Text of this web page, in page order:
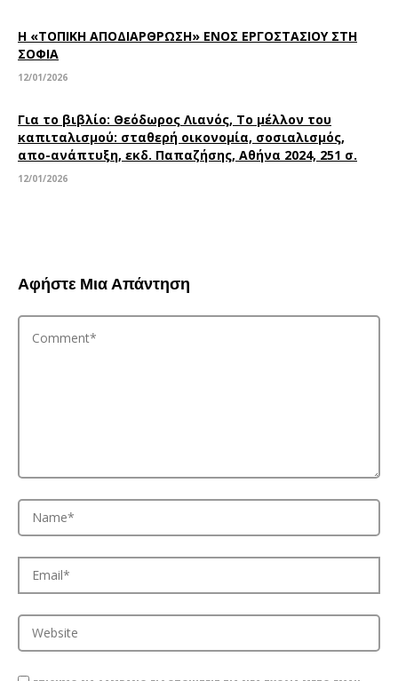
Η «ΤΟΠΙΚΗ ΑΠΟΔΙΑΡΘΡΩΣΗ» ΕΝΟΣ ΕΡΓΟΣΤΑΣΙΟΥ ΣΤΗ
ΣΟΦΙΑ
12/01/2026
Για το βιβλίο: Θεόδωρος Λιανός, Το μέλλον του
καπιταλισμού: σταθερή οικονομία, σοσιαλισμός,
απο-ανάπτυξη, εκδ. Παπαζήσης, Αθήνα 2024, 251 σ.
12/01/2026
Αφήστε Μια Απάντηση